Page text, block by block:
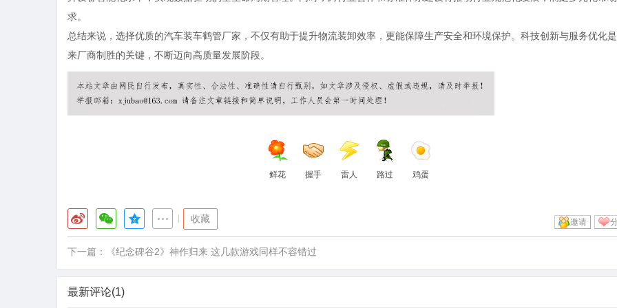
求。
总结来说，选择优质的汽车装车鹤管厂家，不仅有助于提升物流装卸效率，更能保障生产安全和环境保护。科技创新与服务优化
来厂商制胜的关键，不断迈向高质量发展阶段。
鲜花 握手 雷人 路过 鸡蛋
收藏 邀请
下一篇： 《纪念碑谷2》神作归来 这几款游戏同样不容错过
最新评论(1)